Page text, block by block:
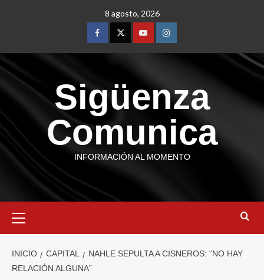
8 agosto, 2026
Sigüenza
Comunica
INFORMACIÓN AL MOMENTO
INICIO CAPITAL
NAHLE SEPULTA A CISNEROS: “NO HAY
RELACIÓN ALGUNA”